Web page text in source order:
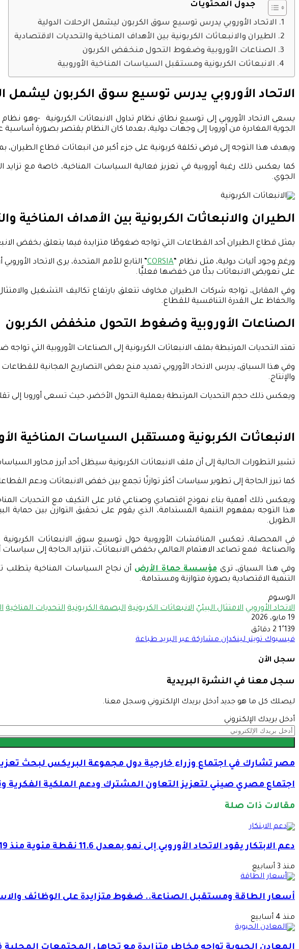
جدول المحتويات
الاتحاد الأوروبي يدرس توسيع سوق الكربون ليشمل الرحلات الدولية
الطيران والانبعاثات الكربونية بين الأهداف المناخية والتحديات الاقتصادية
الصناعات الأوروبية وضغوط التحول منخفض الكربون
الانبعاثات الكربونية ومستقبل السياسات المناخية الأوروبية
الاتحاد الأوروبي يدرس توسيع سوق الكربون ليشمل
يسعى الاتحاد الأوروبي إلى توسيع نطاق نظام تداول الانبعاثات الكربونية -وهو
الجوية المغادرة من أوروبا إلى وجهات دولية، بعدما كان النظام يقتصر بصورة أساسية
ويهدف هذا التوجه إلى فرض تكلفة كربونية على جزء أكبر من انبعاثات قطاع الطيران،
كما يعكس ذلك رغبة أوروبية في تعزيز فعالية السياسات المناخية، خاصة مع
الجوي.
الطيران والانبعاثات الكربونية بين الأهداف المناخية
يمثل قطاع الطيران أحد القطاعات التي تواجه ضغوطًا متزايدة فيما يتعلق بخفض
ورغم وجود آليات دولية، مثل نظام “CORSIA” التابع للأمم المتحدة، يرى الاتحاد
على تعويض الانبعاثات بدلًا من خفضها فعليًّا.
وفي المقابل، تواجه شركات الطيران مخاوف تتعلق بارتفاع تكاليف التشغيل
والحفاظ على القدرة التنافسية للقطاع.
الصناعات الأوروبية وضغوط التحول منخفض الكربون
تمتد التحديات المرتبطة بملف الانبعاثات الكربونية إلى الصناعات الأوروبية التي
وفي هذا السياق، يدرس الاتحاد الأوروبي تمديد منح بعض التصاريح المجانية
والإنتاج.
ويعكس ذلك حجم التحديات المرتبطة بعملية التحول الأخضر، حيث تسعى أوروبا إلى
الانبعاثات الكربونية ومستقبل السياسات المناخية
تشير التطورات الحالية إلى أن ملف الانبعاثات الكربونية سيظل أحد أبرز محاور
كما تبرز الحاجة إلى تطوير سياسات أكثر توازنًا تجمع بين خفض الانبعاثات ودعم
ويعكس ذلك أهمية بناء نموذج اقتصادي وصناعي قادر على التكيف مع التحديات
هذا التوجه بمفهوم التنمية المستدامة، الذي يقوم على تحقيق التوازن بين حماية
الطويل.
في المحصلة، تعكس المناقشات الأوروبية حول توسيع سوق الانبعاثات الكربونية
والصناعة. فمع تصاعد الاهتمام العالمي بخفض الانبعاثات، تتزايد الحاجة إلى
وفي هذا السياق، ترىمؤسسة حماة الأرض أن نجاح السياسات المناخية يتطلب
التنمية الاقتصادية بصورة متوازنة ومستدامة.
الوسوم
الاتحاد الأوروبي الامتثال البيئيّ الانبعاثات الكربونية البصمة الكربونية التحديات المناخية
19 مايو، 2026
1٬139 2 دقائق
فيسبوك تويتر لينكدإن مشاركة عبر البريد طباعة
سجل الأن
سجل معنا في النشرة البريدية
ليصلك كل ما هو جديد أدخل بريدك الإلكتروني وسجل معنا.
أدخل بريدك الإلكتروني
مصر تشارك في اجتماع وزراء خارجية دول مجموعة البريكس لبحث
اجتماع مصري صيني لتعزيز التعاون المشترك ودعم الملكية الفكرية
مقالات ذات صلة
دعم الابتكار يقود الاتحاد الأوروبي إلى نمو بمعدل 11.6 نقطة مئوية منذ 2019
منذ 3 أسابيع
أسعار الطاقة ومستقبل الصناعة.. ضغوط متزايدة على الوظائف
منذ 4 أسابيع